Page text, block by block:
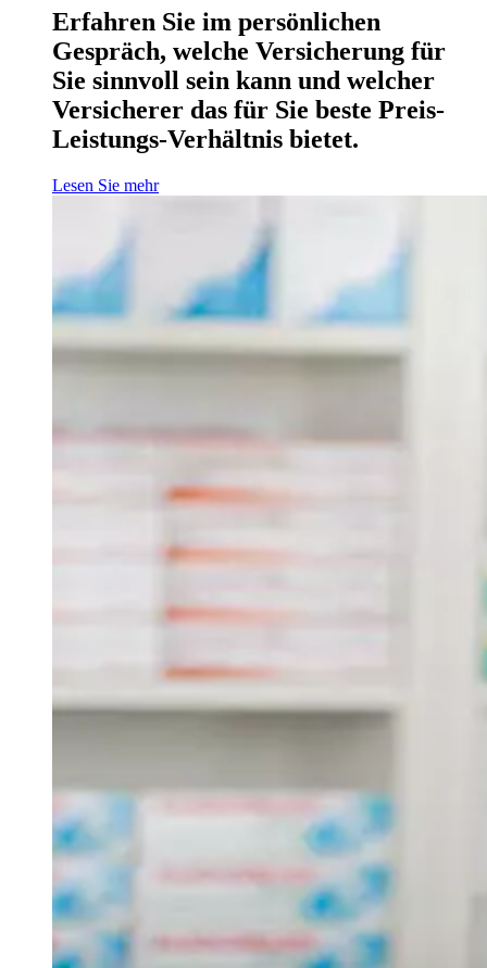
Erfahren Sie im persönlichen
Gespräch, welche Versicherung für
Sie sinnvoll sein kann und welcher
Versicherer das für Sie beste Preis-
Leistungs-Verhältnis bietet.
Lesen Sie mehr